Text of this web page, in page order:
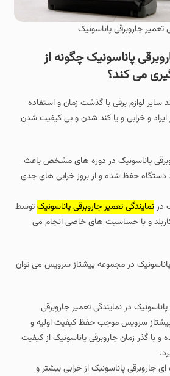
تعمیر جاروبرقی پاناسونیک
پاناسونیک چگونه از
می کند؟
سایر لوازم برقی با گذشت زمان و استفاده
و خرابی و یا کند شدن و بی کیفیت شدن
پاناسونیک در دوره های مشخص باعث
دستگاه حفظ شده و از بروز خرابی های جدی
درنمایندگی تعمیر جاروبرقی پاناسونیکتوسط
و با حساسیت های خاصی انجام می
در مجموعه پیشتاز سرویس می توان
در نمایندگی تعمیر جاروبرقی
سرویس موجب حفظ کیفیت اولیه و
با گذر زمان جاروبرقی پاناسونیک از کیفیت
جاروبرقی پاناسونیک از خرابی بیشتر و